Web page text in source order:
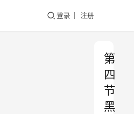
登录 注册
第
四
节
黑